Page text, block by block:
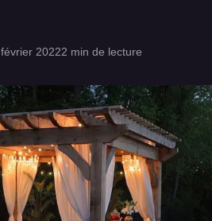
20222 min de lecture